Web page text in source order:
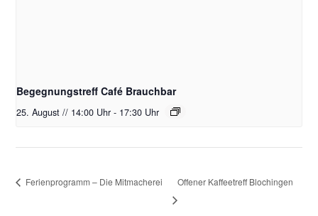
Begegnungstreff Café Brauchbar
25. August // 14:00 Uhr - 17:30 Uhr
Ferienprogramm – Die Mitmacherei Offener Kaffeetreff Blochingen